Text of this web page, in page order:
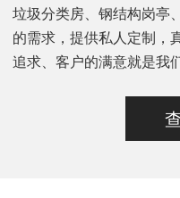
垃圾分类房、钢结构岗亭
的需求，提供私人定制，
追求、客户的满意就是我